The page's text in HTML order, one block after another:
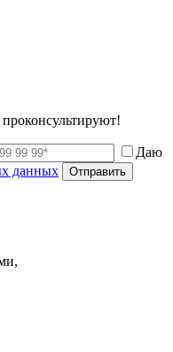
Даю
данных Отправить